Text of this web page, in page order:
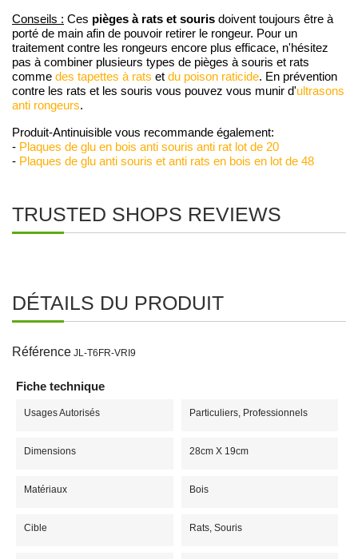
Conseils : Ces pièges à rats et souris doivent toujours être à
porté de main afin de pouvoir retirer le rongeur. Pour un
traitement contre les rongeurs encore plus efficace, n'hésitez
pas à combiner plusieurs types de pièges à souris et rats
comme des tapettes à rats et du poison raticide. En prévention
contre les rats et les souris vous pouvez vous munir d'ultrasons
anti rongeurs.
Produit-Antinuisible vous recommande également:
- Plaques de glu en bois anti souris anti rat lot de 20
- Plaques de glu anti souris et anti rats en bois en lot de 48
TRUSTED SHOPS REVIEWS
DÉTAILS DU PRODUIT
Référence JL-T6FR-VRI9
Fiche technique
Usages Autorisés Particuliers, Professionnels
Dimensions 28cm X 19cm
Matériaux Bois
Cible Rats, Souris